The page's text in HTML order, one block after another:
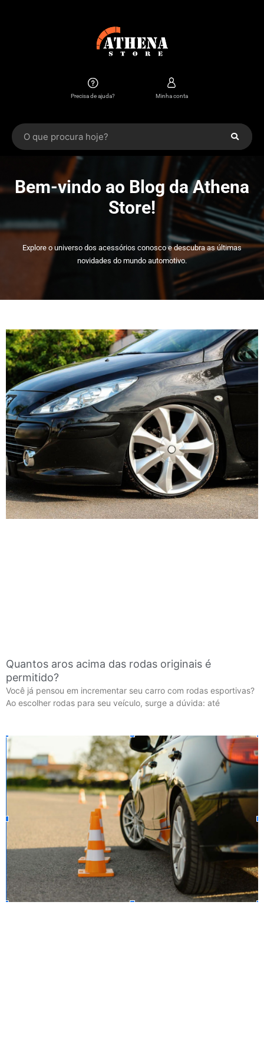
Precisa de ajuda? Minha conta
Bem-vindo ao Blog da Athena
Store!
Explore o universo dos acessórios conosco e descubra as últimas
novidades do mundo automotivo.
Quantos aros acima das rodas originais é
permitido?
Você já pensou em incrementar seu carro com rodas esportivas?
Ao escolher rodas para seu veículo, surge a dúvida: até